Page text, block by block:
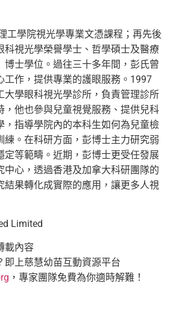
工學院視光學專業文憑課程；再先後
科視光學榮譽學士、哲學碩士及醫療
博士學位。過往三十多年間，彭氏曾
工作，提供專業的護眼服務。1997
大學眼科視光學診所，負責管理診所
，他也參與兒童視覺服務、提供兒科
，指導學院內的本科生如何為兒童檢
練。在科研方面，彭博士主力研究弱
定等範疇。近期，彭博士更受任發展
中心，透過香港及加拿大科研團隊的
結果轉化成實際的應用，讓更多人視
Limited
載內容
即上慈慧幼苗互動資源平台
，專家團隊免費為你適時解難！